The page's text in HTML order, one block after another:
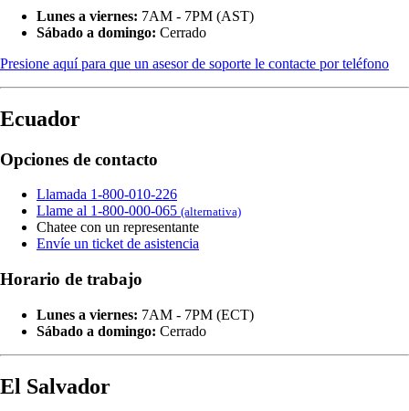
Lunes a viernes: 7AM - 7PM (AST)
Sábado a domingo: Cerrado
Presione aquí para que un asesor de soporte le contacte por teléfono
Ecuador
Opciones de contacto
Llamada 1-800-010-226
Llame al 1-800-000-065 (alternativa)
Chatee con un representante
Envíe un ticket de asistencia
Horario de trabajo
Lunes a viernes: 7AM - 7PM (ECT)
Sábado a domingo: Cerrado
El Salvador